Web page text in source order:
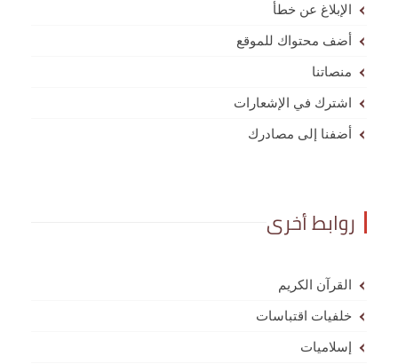
الإبلاغ عن خطأ
أضف محتواك للموقع
منصاتنا
اشترك في الإشعارات
أضفنا إلى مصادرك
روابط أخرى
القرآن الكريم
خلفيات اقتباسات
إسلاميات